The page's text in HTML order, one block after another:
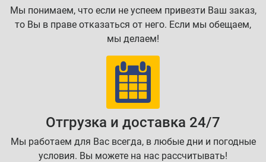
Мы понимаем, что если не успеем привезти Ваш заказ,
то Вы в праве отказаться от него. Если мы обещаем,
мы делаем!
Отгрузка и доставка 24/7
Мы работаем для Вас всегда, в любые дни и погодные
условия. Вы можете на нас рассчитывать!